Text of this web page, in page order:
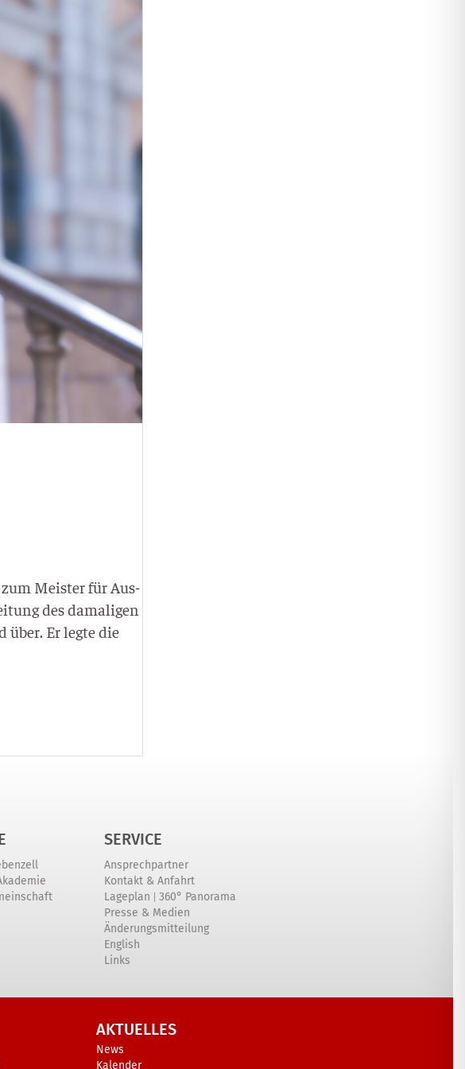
Meis­ter für Aus­
des dama­li­gen
über. Er leg­te die
SERVICE
Ansprechpartner
Kontakt & Anfahrt
Lageplan | 360° Panorama
Presse & Medien
Änderungsmitteilung
English
Links
AKTUELLES
News
Kalender